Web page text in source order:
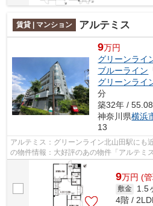
賃貸 | マンション アルテミス
9万円
グリーンライ
ブルーライン
グリーンライ
分
築32年 /
神奈川県横浜
13
アルテミス：グリーンライン北山田駅にも
の物件情報：大好評のあの物件「アルテミ
や初期費用支払いのわずらわしさを解...
9万円 (
敷金 1.5
4階 /